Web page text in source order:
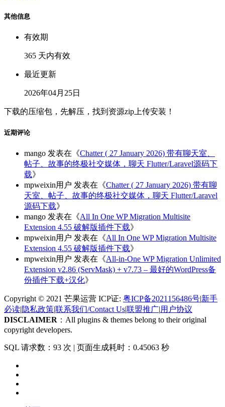
其他信息
有效期
365 天内有效
最近更新
2026年04月25日
下载的压缩包，先解压，找到资源zip上传安装！
近期评论
mango 发表在《Chatter ( 27 January 2026) 带有聊天室、
帖子、故事的终极社交媒体，聊天 Flutter/Laravel源码下
载》
mpweixin用户 发表在《Chatter ( 27 January 2026) 带有聊
天室、帖子、故事的终极社交媒体，聊天 Flutter/Laravel
源码下载》
mango 发表在《All In One WP Migration Multisite
Extension 4.55 破解版插件下载》
mpweixin用户 发表在《All In One WP Migration Multisite
Extension 4.55 破解版插件下载》
mpweixin用户 发表在《All-in-One WP Migration Unlimited
Extension v2.86 (ServMask) + v7.73 – 最好的WordPress备
份插件下载+汉化》
Copyright © 2021 芒果运营 ICP证: 粤ICP备2021156486号|新手
必读|隐私政策|联系我们/Contact Us|联盟推广|用户协议
DISCLAIMER ：All plugins & themes belong to their original
copyright developers.
SQL 请求数：93 次 | 页面生成耗时：0.45063 秒